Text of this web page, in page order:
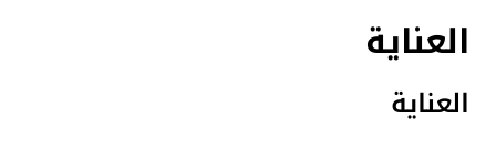
العناية
العناية